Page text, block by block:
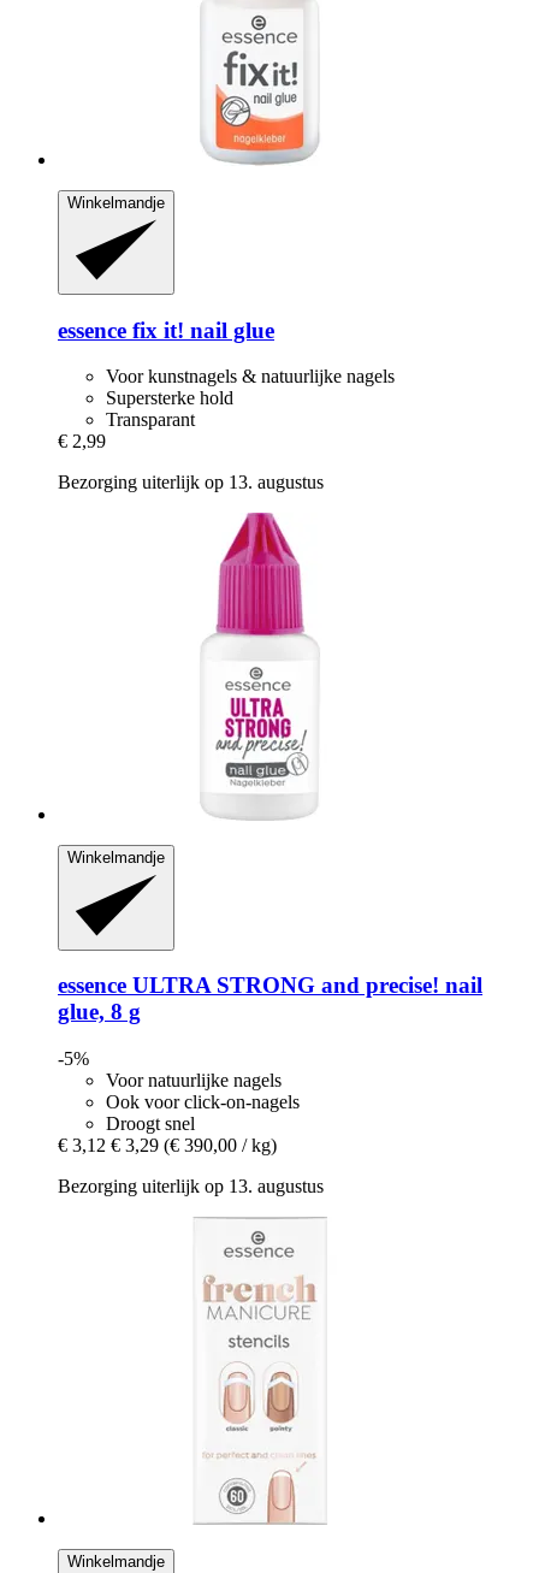
Winkelmandje
essence fix it! nail glue
Voor kunstnagels & natuurlijke nagels
Supersterke hold
Transparant
€ 2,99
Bezorging uiterlijk op 13. augustus
Winkelmandje
essence ULTRA STRONG and precise! nail
glue, 8 g
-5%
Voor natuurlijke nagels
Ook voor click-on-nagels
Droogt snel
€ 3,12 € 3,29 (€ 390,00 / kg)
Bezorging uiterlijk op 13. augustus
Winkelmandje